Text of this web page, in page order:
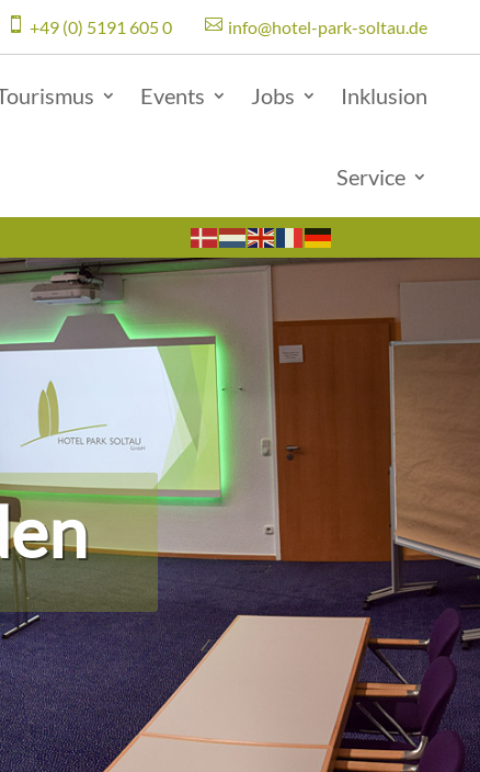
 +49 (0) 5191 605 0  info@hotel-park-soltau.de
Events Jobs Inklusion
Service